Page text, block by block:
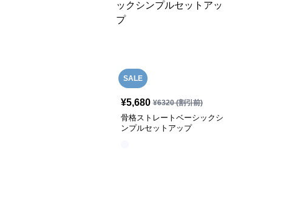
SALE
¥5,680 ¥6320(割引前)
骨格ストレートベーシックシ
ンプルセットアップ